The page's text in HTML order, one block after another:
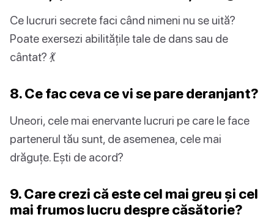
Ce lucruri secrete faci când nimeni nu se uită?
Poate exersezi abilitățile tale de dans sau de
cântat? 💃
8. Ce fac ceva ce vi se pare deranjant?
Uneori, cele mai enervante lucruri pe care le face
partenerul tău sunt, de asemenea, cele mai
drăguțe. Ești de acord?
9. Care crezi că este cel mai greu și cel
mai frumos lucru despre căsătorie?